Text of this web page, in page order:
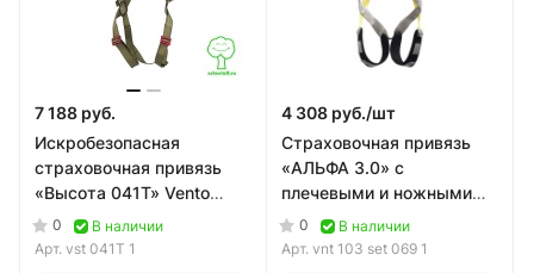
7 188 руб.
Искробезопасная
страховочная привязь
«Высота 041T» Vento
размер 1
0
В наличии
Арт. vst 041T 1
4 308 руб./шт
Страховочная привязь
«АЛЬФА 3.0» с
плечевыми и ножными
накладками размер 2
Vento
0
В наличии
Арт. vnt 103 set 069 1